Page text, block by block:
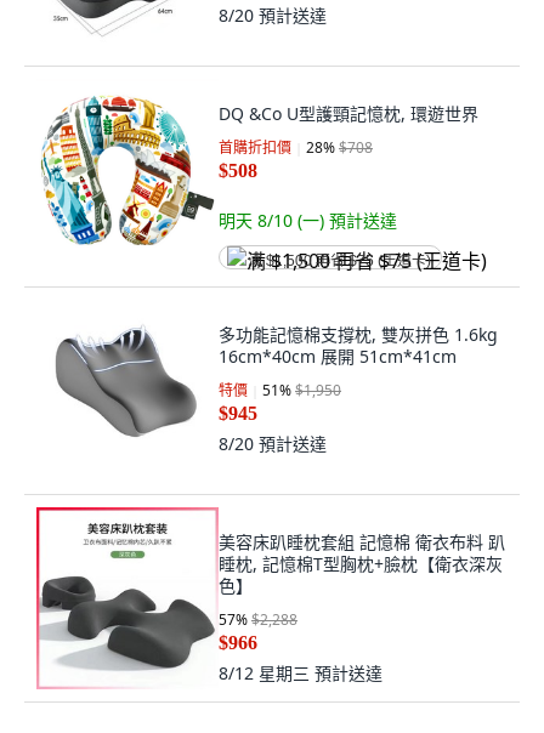
8/20 預計送達
DQ &Co U型護頸記憶枕, 環遊世界
首購折扣價 28%$708
$508
明天 8/10 (一) 預計送達
满 $1,500 再省 $75 (王道卡)
多功能記憶棉支撐枕, 雙灰拼色 1.6kg
16cm*40cm 展開 51cm*41cm
特價 51%$1,950
$945
8/20 預計送達
美容床趴睡枕套組 記憶棉 衛衣布料 趴
睡枕, 記憶棉T型胸枕+臉枕【衛衣深灰
色】
57%$2,288
$966
8/12 星期三 預計送達